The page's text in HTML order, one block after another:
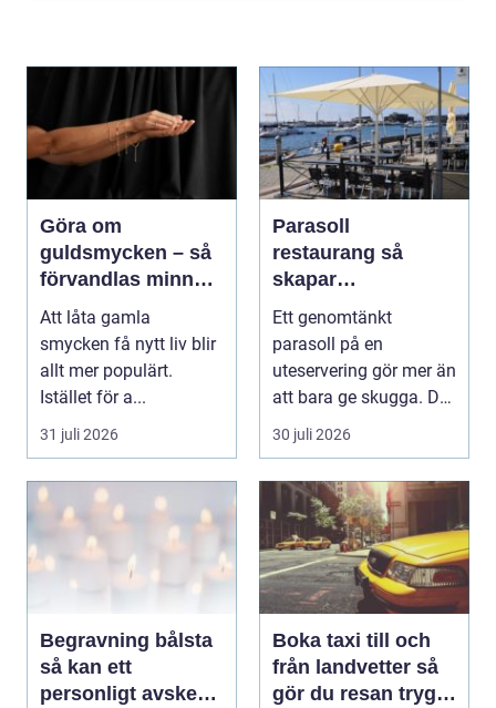
Göra om
guldsmycken – så
förvandlas minnen
till nya favoriter
Att låta gamla
smycken få nytt liv blir
allt mer populärt.
Istället för a...
31 juli 2026
Parasoll
restaurang så
skapar
uteserveringen rätt
känsla året runt
Ett genomtänkt
parasoll på en
uteservering gör mer än
att bara ge skugga. Det
påverkar hur länge
gäs...
30 juli 2026
Begravning bålsta
så kan ett
personligt avsked
Boka taxi till och
från landvetter så
gör du resan trygg